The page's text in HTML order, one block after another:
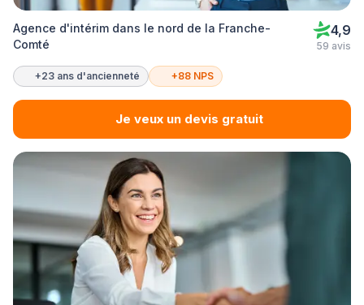
Agence d'intérim dans le nord de la Franche-
Comté
4,9
59 avis
+23 ans d'ancienneté +88 NPS
Je veux un devis gratuit